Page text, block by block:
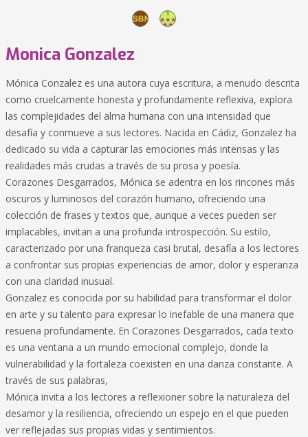
Monica Gonzalez
Mónica Conzalez es una autora cuya escritura, a menudo descrita
como cruelcamente honesta y profundamente reflexiva, explora
las complejidades del alma humana con una intensidad que
desafía y conmueve a sus lectores. Nacida en Cádiz, Gonzalez ha
dedicado su vida a capturar las emociones más intensas y las
realidades más crudas a través de su prosa y poesía.
Corazones Desgarrados, Mónica se adentra en los rincones más
oscuros y luminosos del corazón humano, ofreciendo una
colección de frases y textos que, aunque a veces pueden ser
implacables, invitan a una profunda introspección. Su estilo,
caracterizado por una franqueza casi brutal, desafía a los lectores
a confrontar sus propias experiencias de amor, dolor y esperanza
con una claridad inusual.
Gonzalez es conocida por su habilidad para transformar el dolor
en arte y su talento para expresar lo inefable de una manera que
resuena profundamente. En Corazones Desgarrados, cada texto
es una ventana a un mundo emocional complejo, donde la
vulnerabilidad y la fortaleza coexisten en una danza constante. A
través de sus palabras,
Mónica invita a los lectores a reflexioner sobre la naturaleza del
desamor y la resiliencia, ofreciendo un espejo en el que pueden
ver reflejadas sus propias vidas y sentimientos.